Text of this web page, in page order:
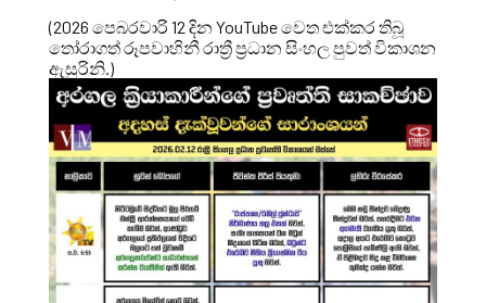
(2026 පෙබරවාරි 12 දින YouTube වෙත එක්කර තිබූ
තෝරාගත් රූපවාහිනී රාත්‍රී ප්‍රධාන සිංහල පුවත් විකාශන
ඇසුරිනි.)